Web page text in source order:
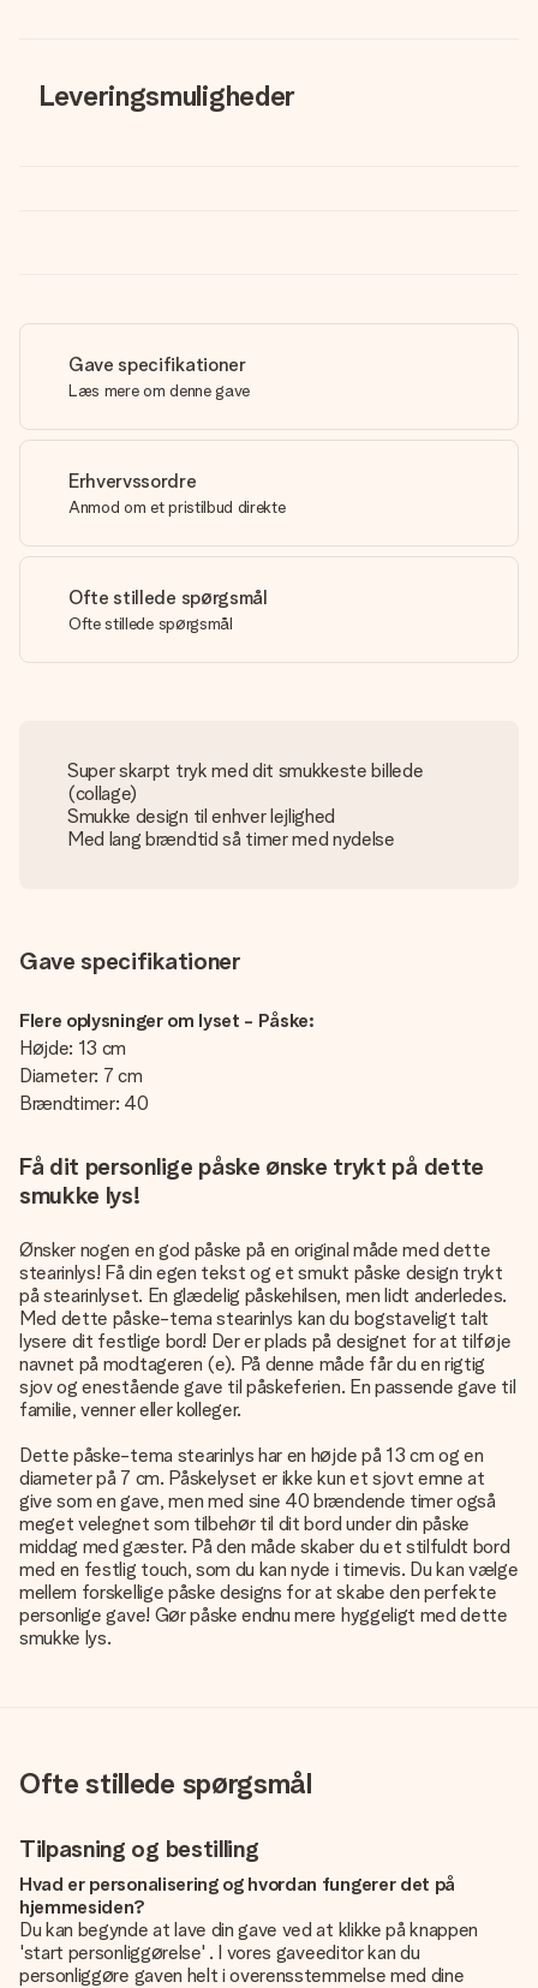
Leveringsmuligheder
Gave specifikationer
Læs mere om denne gave
Erhvervssordre
Anmod om et pristilbud direkte
Ofte stillede spørgsmål
Ofte stillede spørgsmål
Super skarpt tryk med dit smukkeste billede
(collage)
Smukke design til enhver lejlighed
Med lang brændtid så timer med nydelse
Gave specifikationer
Flere oplysninger om lyset - Påske:
Højde: 13 cm
Diameter: 7 cm
Brændtimer: 40
Få dit personlige påske ønske trykt på dette
smukke lys!
Ønsker nogen en god påske på en original måde med dette
stearinlys! Få din egen tekst og et smukt påske design trykt
på stearinlyset. En glædelig påskehilsen, men lidt anderledes.
Med dette påske-tema stearinlys kan du bogstaveligt talt
lysere dit festlige bord! Der er plads på designet for at tilføje
navnet på modtageren (e). På denne måde får du en rigtig
sjov og enestående gave til påskeferien. En passende gave til
familie, venner eller kolleger.
Dette påske-tema stearinlys har en højde på 13 cm og en
diameter på 7 cm. Påskelyset er ikke kun et sjovt emne at
give som en gave, men med sine 40 brændende timer også
meget velegnet som tilbehør til dit bord under din påske
middag med gæster. På den måde skaber du et stilfuldt bord
med en festlig touch, som du kan nyde i timevis. Du kan vælge
mellem forskellige påske designs for at skabe den perfekte
personlige gave! Gør påske endnu mere hyggeligt med dette
smukke lys.
Ofte stillede spørgsmål
Tilpasning og bestilling
Hvad er personalisering og hvordan fungerer det på
hjemmesiden?
Du kan begynde at lave din gave ved at klikke på knappen
'start personliggørelse' . I vores gaveeditor kan du
personliggøre gaven helt i overensstemmelse med dine